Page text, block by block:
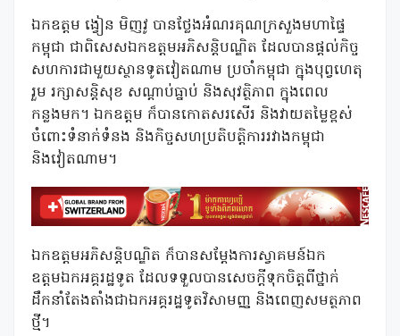
ឯកឧត្តម ង្វៀន មិញវូ បានថ្លែងអំណរគុណក្រសួងមហាផ្ទៃ
កម្ពុជា ជាពិសេសឯកឧត្តមអភិសន្តិបណ្ឌិត ដែលបានផ្តល់កិច្ច
សហការជាមួយស្ថានទូតវៀតណាម ប្រចាំកម្ពុជា​​ ក្នុងបុព្វហេតុ
រួម រក្សាសន្តិសុខ សណ្ដាប់ធ្នាប់ និងសុវត្ថិភាព ក្នុងពេល
កន្លងមក។ ឯកឧត្តម ក៏បានកោតសរសើរ និងវាយតម្លៃខ្ពស់
ចំពោះទំនាក់ទំនង និងកិច្ចសហប្រតិបត្តិការរវាងកម្ពុជា
និងវៀតណាម។
ឯកឧត្ដមអភិសន្តិបណ្ឌិត ក៏បានសម្ដែងការស្វាគមន៍ឯក
ឧត្តមឯកអគ្គរដ្ឋទូត ដែលទទួលបានសេចក្ដីទុកចិត្តពីថ្នាក់
ដឹកនាំតែងតាំងជាឯកអគ្គរដ្ឋទូតវិសាមញ្ញ និងពេញសមត្ថភាព
ថ្មី។